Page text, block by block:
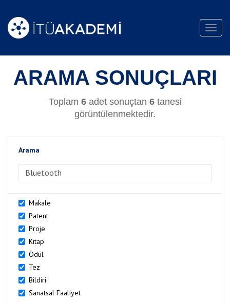
ARAMA SONUÇLARI
Toplam 6adet sonuçtan 6tanesi
görüntülenmektedir.
Arama
Makale
Patent
Proje
Kitap
Ödül
Tez
Bildiri
Sanatsal Faaliyet